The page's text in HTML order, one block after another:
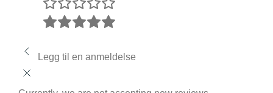
Legg til en anmeldelse